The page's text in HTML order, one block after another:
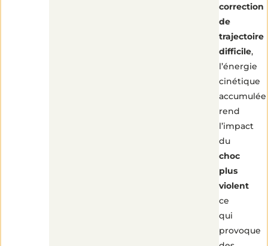
correction
de
trajectoire
difficile,
l’énergie
cinétique
accumulée
rend
l’impact
du
choc
plus
violent
ce
qui
provoque